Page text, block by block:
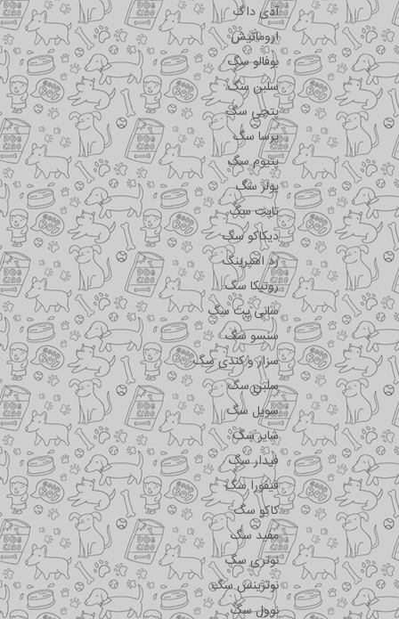
آدی داگ
اروماتیش
بوفالو سگ
سلبن سگ
پتچی سگ
پرسا سگ
پتیوم سگ
پولر سگ
تاپت سگ
دیکاکو سگ
رد اسپرینگ
روتیکا سگ
سانی پت سگ
سنسو سگ
سزار و کندی سگ
سلبن سگ
سویل سگ
شایر سگ
فیدار سگ
فیفورا سگ
کاکو سگ
مفید سگ
نوتری سگ
نوترینس سگ
نوول سگ